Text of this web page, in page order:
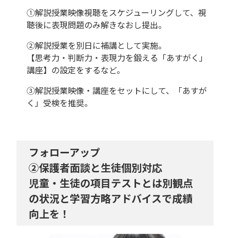
①解説授業映像視聴をスケジューリングして、視
聴後に表現問題のみ解きなおし提出。
②解説授業を別日に補講として実施。
【思考力・判断力・表現力を鍛える「あすがく」
講座】の設定をするなど。
③解説授業映像・講座をセットにして、「あすが
く」受検を推奨。
フォローアップ
②保護者面談と生徒個別対応
児童・生徒の項目テストとは別観点
の状況と学習方略アドバイスで成績
向上を！